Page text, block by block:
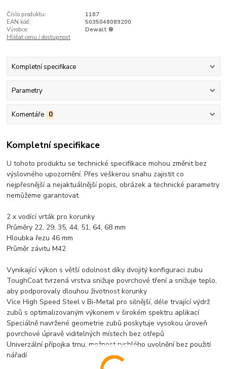
Číslo produktu:
1187
EAN kód:
5035048089200
Výrobce:
Dewalt ®
Hlídat cenu / dostupnost
Kompletní specifikace
Parametry
Komentáře 0
Kompletní specifikace
U tohoto produktu se technické specifikace mohou změnit bez
výslovného upozornění. Přes veškerou snahu zajistit co
nejpřesnější a nejaktuálnější popis, obrázek a technické parametry
nemůžeme garantovat.
2 x vodící vrták pro korunky
Průměry 22, 29, 35, 44, 51, 64, 68 mm
Hloubka řezu 46 mm
Průměr závitu M42
Vynikající výkon s větší odolnost díky dvojitý konfiguraci zubu
ToughCoat tvrzená vrstva snižuje povrchové tření a snižuje teplo,
aby podporovaly dlouhou životnost korunky
Více High Speed Steel v Bi-Metal pro silnější, déle trvající výdrž
zubů s optimalizovaným výkonem v širokém spektru aplikací
Speciálně navržené geometrie zubů poskytuje vysokou úroveň
povrchové úpravě viditelných místech bez otřepů
Univerzální přípojka trnu, možnost rychlého uvolnění bez použití
nářadí